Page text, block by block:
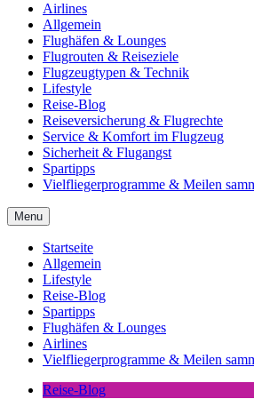
Airlines
Allgemein
Flughäfen & Lounges
Flugrouten & Reiseziele
Flugzeugtypen & Technik
Lifestyle
Reise-Blog
Reiseversicherung & Flugrechte
Service & Komfort im Flugzeug
Sicherheit & Flugangst
Spartipps
Vielfliegerprogramme & Meilen
Menu
Startseite
Allgemein
Lifestyle
Reise-Blog
Spartipps
Flughäfen & Lounges
Airlines
Vielfliegerprogramme & Meilen
Reise-Blog